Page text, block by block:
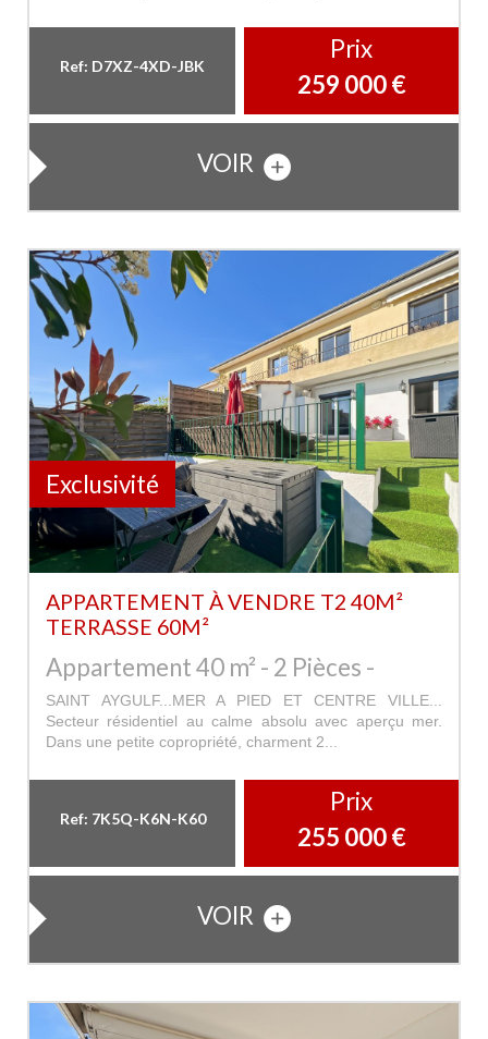
Ref: D7XZ-4XD-JBK
Prix
259 000 €
VOIR
Exclusivité
APPARTEMENT À VENDRE T2 40M²
TERRASSE 60M²
Appartement 40 m² - 2 Pièces -
SAINT AYGULF...MER A PIED ET CENTRE VILLE...
Secteur résidentiel au calme absolu avec aperçu mer.
Dans une petite copropriété, charment 2...
Ref: 7K5Q-K6N-K60
Prix
255 000 €
VOIR